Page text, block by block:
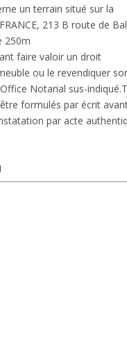
un terrain situé sur la
213 B route de
250m
faire valoir un droit
ou le revendiquer
Notarial sus-
formulés par écrit
par acte